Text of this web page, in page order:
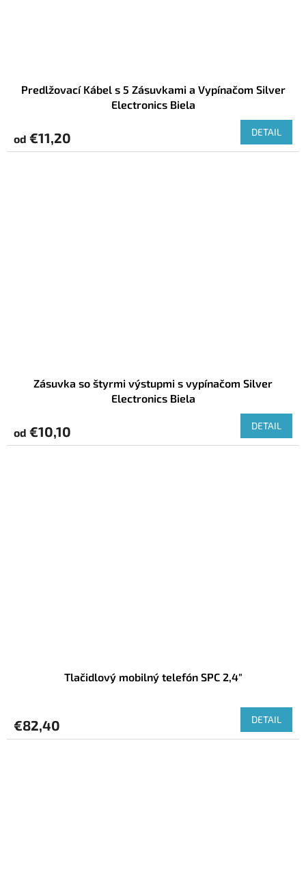
Predlžovací Kábel s 5 Zásuvkami a Vypínačom Silver
Electronics Biela
od €11,20 DETAIL
Zásuvka so štyrmi výstupmi s vypínačom Silver
Electronics Biela
od €10,10 DETAIL
Tlačidlový mobilný telefón SPC 2,4"
€82,40 DETAIL